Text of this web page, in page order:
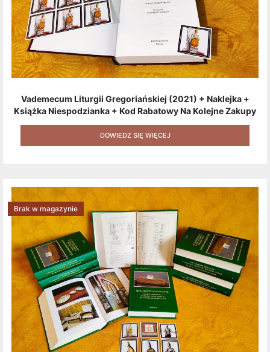
Vademecum Liturgii Gregoriańskiej (2021) + Naklejka +
Książka Niespodzianka + Kod Rabatowy Na Kolejne Zakupy
+ Gratis (książka W Formacie Elektronicznym) [zestaw 3
Produktów + Kod Rabatowy + Gratis]
DOWIEDZ SIĘ WIĘCEJ
Brak w magazynie